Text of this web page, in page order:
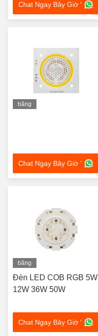
Chat Ngay Bây Giờ '
băng
Chat Ngay Bây Giờ '
băng
hình
Đèn LED COB RGB 5W
12W 36W 50W
Chat Ngay Bây Giờ '